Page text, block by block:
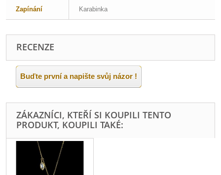
Zapínání Karabinka
RECENZE
Buďte první a napište svůj názor !
ZÁKAZNÍCI, KTEŘÍ SI KOUPILI TENTO
PRODUKT, KOUPILI TAKÉ: